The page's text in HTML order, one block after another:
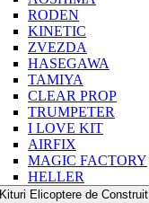
RODEN
KINETIC
ZVEZDA
HASEGAWA
TAMIYA
CLEAR PROP
TRUMPETER
I LOVE KIT
AIRFIX
MAGIC FACTORY
HELLER
Kituri Elicoptere de Construit